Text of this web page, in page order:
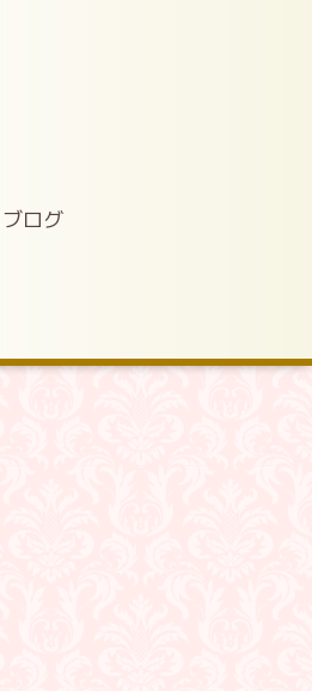
ブログ